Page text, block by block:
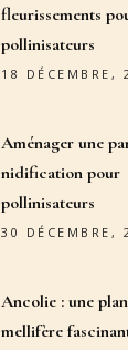
fleurissements
pollinisateurs
18 DÉCEMBRE,
Aménager une
nidification pour
pollinisateurs
30 DÉCEMBRE,
Ancolie : une
mellifère